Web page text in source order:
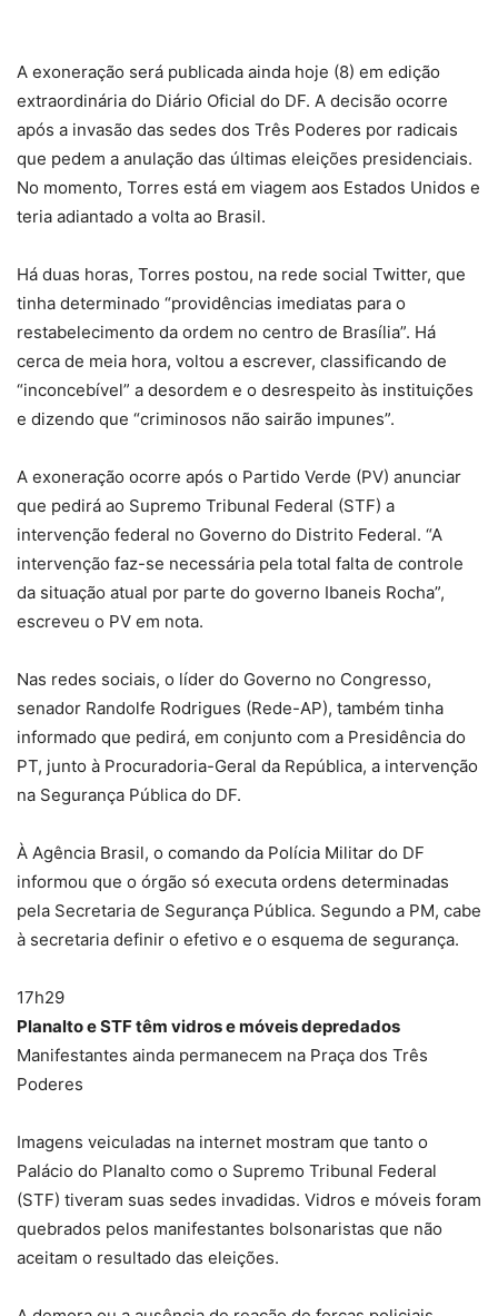
A exoneração será publicada ainda hoje (8) em edição
extraordinária do Diário Oficial do DF. A decisão ocorre
após a invasão das sedes dos Três Poderes por radicais
que pedem a anulação das últimas eleições presidenciais.
No momento, Torres está em viagem aos Estados Unidos e
teria adiantado a volta ao Brasil.
Há duas horas, Torres postou, na rede social Twitter, que
tinha determinado “providências imediatas para o
restabelecimento da ordem no centro de Brasília”. Há
cerca de meia hora, voltou a escrever, classificando de
“inconcebível” a desordem e o desrespeito às instituições
e dizendo que “criminosos não sairão impunes”.
A exoneração ocorre após o Partido Verde (PV) anunciar
que pedirá ao Supremo Tribunal Federal (STF) a
intervenção federal no Governo do Distrito Federal. “A
intervenção faz-se necessária pela total falta de controle
da situação atual por parte do governo Ibaneis Rocha”,
escreveu o PV em nota.
Nas redes sociais, o líder do Governo no Congresso,
senador Randolfe Rodrigues (Rede-AP), também tinha
informado que pedirá, em conjunto com a Presidência do
PT, junto à Procuradoria-Geral da República, a intervenção
na Segurança Pública do DF.
À Agência Brasil, o comando da Polícia Militar do DF
informou que o órgão só executa ordens determinadas
pela Secretaria de Segurança Pública. Segundo a PM, cabe
à secretaria definir o efetivo e o esquema de segurança.
17h29
Planalto e STF têm vidros e móveis depredados
Manifestantes ainda permanecem na Praça dos Três
Poderes
Imagens veiculadas na internet mostram que tanto o
Palácio do Planalto como o Supremo Tribunal Federal
(STF) tiveram suas sedes invadidas. Vidros e móveis foram
quebrados pelos manifestantes bolsonaristas que não
aceitam o resultado das eleições.